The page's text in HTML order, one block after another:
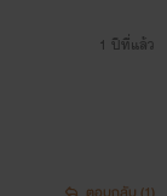
1 ปีที่แล้ว